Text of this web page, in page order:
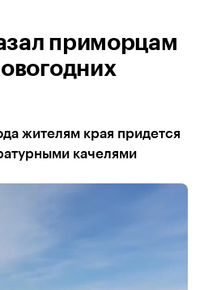
приморцам
жителям края придется
качелями